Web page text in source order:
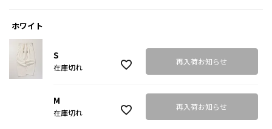
ホワイト
S
在庫切れ
再入荷お知らせ
M
在庫切れ
再入荷お知らせ